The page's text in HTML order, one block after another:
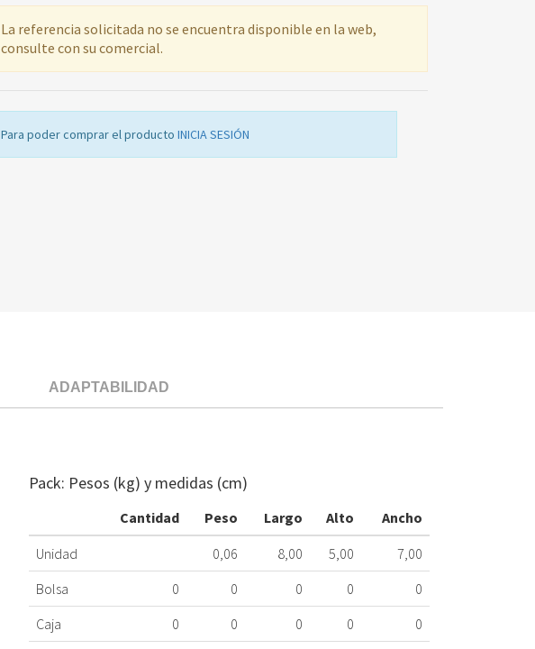
La referencia solicitada no se encuentra disponible en la web,
consulte con su comercial.
Para poder comprar el producto INICIA SESIÓN
ADAPTABILIDAD
Pack: Pesos (kg) y medidas (cm)
Cantidad Peso Largo Alto
Ancho
Unidad
0,06 8,00 5,00
7,00
Bolsa
0 0 0 0
0
Caja
0 0 0 0
0